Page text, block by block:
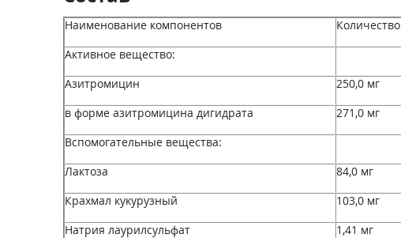
Наименование компонентов
Количество
Активное вещество:
Азитромицин
250,0 мг
в форме азитромицина дигидрата
271,0 мг
Вспомогательные вещества:
Лактоза
84,0 мг
Крахмал кукурузный
103,0 мг
Натрия лаурилсульфат
1,41 мг